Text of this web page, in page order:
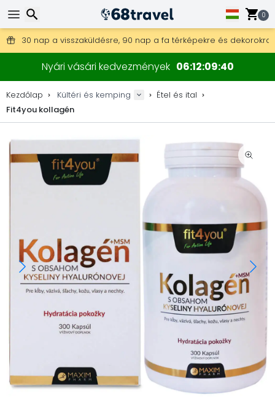
0
Ingyenes szállítás 25 000 Ft feletti megrendelés esetén.
30 nap a visszaküldésre, 90 nap a fa térképekre és dekorokra.
A legjobb árak outdoor felszerelésekre és kiegészítőkre.
Nyári vásári kedvezmények 06 12 09 39
Kezdőlap Kültéri és kemping
Étel és ital
Fit4you kollagén
Keresés
Keresés